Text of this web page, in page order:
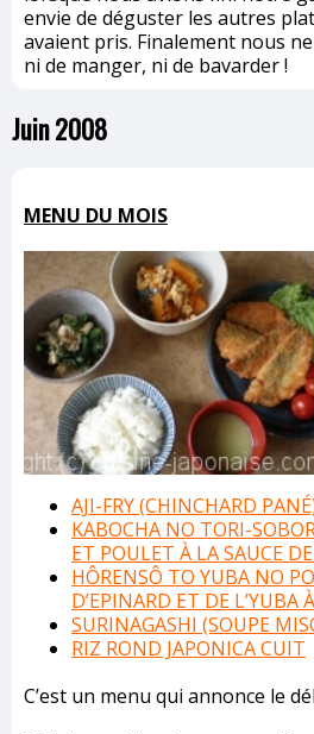
envie de déguster les autres
avaient pris. Finalement nous
ni de manger, ni de bavarder !
Juin 2008
MENU DU MOIS
AJI-FRY (CHINCHARD
KABOCHA NO TORI-
ET POULET À LA SAUCE
HÔRENSÔ TO YUBA NO
D’EPINARD ET DE L’YUBA
SURINAGASHI (SOUPE
RIZ ROND JAPONICA CUIT
C’est un menu qui annonce le